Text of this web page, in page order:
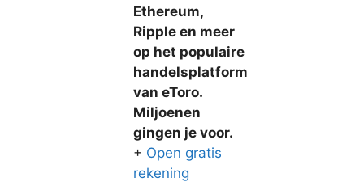
Ethereum,
Ripple en meer
op het populaire
handelsplatform
van eToro.
Miljoenen
gingen je voor.
+ Open gratis
rekening